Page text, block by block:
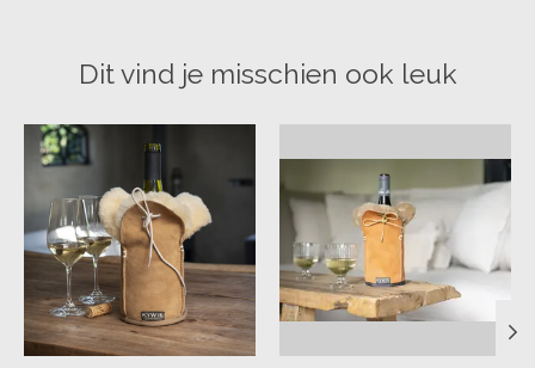
Dit vind je misschien ook leuk
Items van productcarrousel